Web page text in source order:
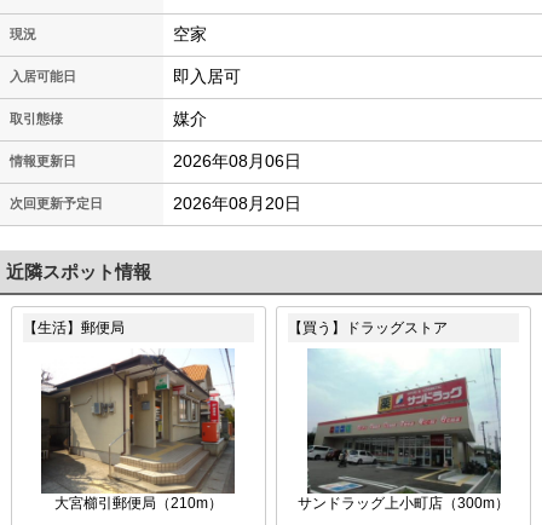
現況 空家
入居可能日 即入居可
取引態様 媒介
情報更新日 2026年08月06日
次回更新予定日 2026年08月20日
近隣スポット情報
【生活】郵便局
大宮櫛引郵便局（210m）
【買う】ドラッグストア
サンドラッグ上小町店（300m）